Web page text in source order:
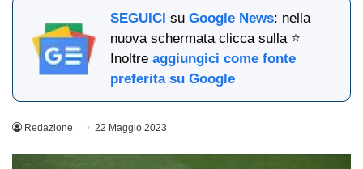
SEGUICI suGoogle News: nella
nuova schermata clicca sulla ⭐
Inoltreaggiungici come fonte
preferita su Google
Redazione 22 Maggio 2023